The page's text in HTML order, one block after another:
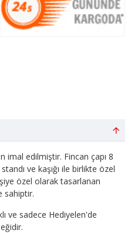
imal edilmiştir. Fincan çapı 8
ve kaşığı ile birlikte özel
özel olarak tasarlanan
sahiptir.
ve sadece Hediyelen'de